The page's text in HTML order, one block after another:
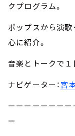
クプログラム。
ポップスから演歌
心に紹介。
音楽とトークで１
ナビゲーター：宮
ーーーーーーー
ー